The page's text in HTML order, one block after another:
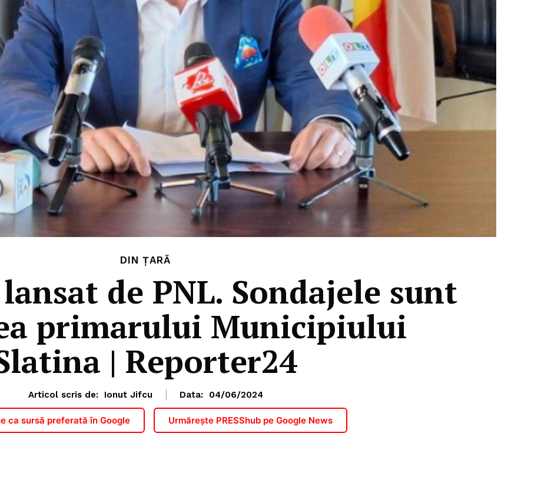
DIN ȚARĂ
de PNL. Sondajele sunt
primarului Municipiului
| Reporter24
Articol scris de: Ionut Jifcu Data: 04/06/2024
ca sursă preferată în Google Urmărește PRESShub pe Google News